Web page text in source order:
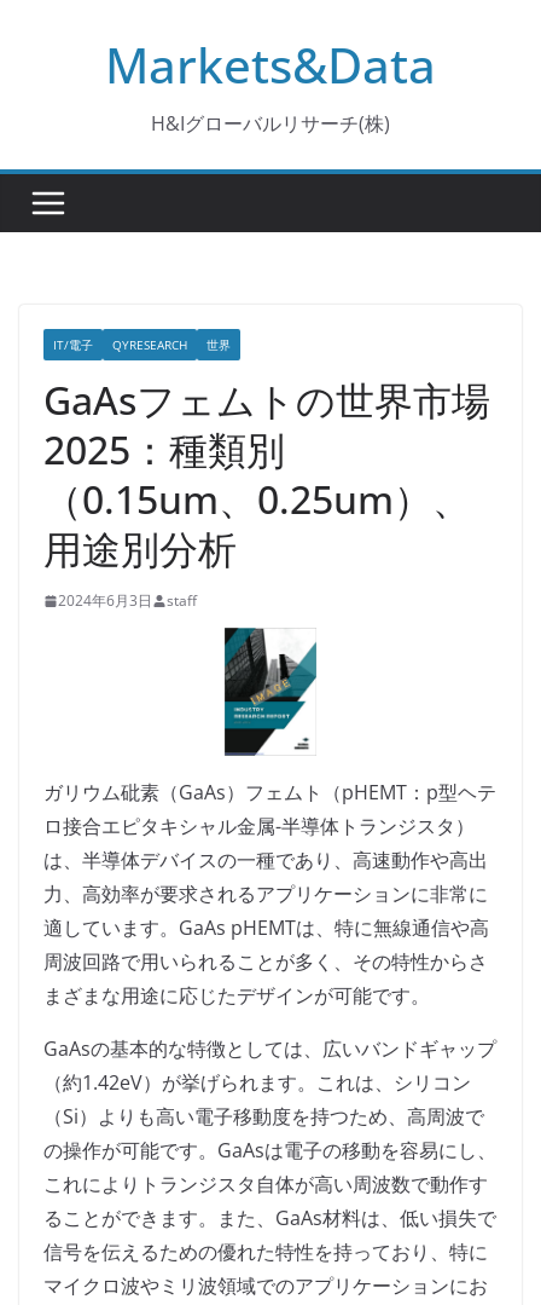
Markets&Data
H&Iグローバルリサーチ(株)
IT/電子 QYRESEARCH 世界
GaAsフェムトの世界市場
2025：種類別
（0.15um、0.25um）、
用途別分析
2024年6月3日 staff
ガリウム砒素（GaAs）フェムト（pHEMT：p型ヘテ
ロ接合エピタキシャル金属-半導体トランジスタ）
は、半導体デバイスの一種であり、高速動作や高出
力、高効率が要求されるアプリケーションに非常に
適しています。GaAs pHEMTは、特に無線通信や高
周波回路で用いられることが多く、その特性からさ
まざまな用途に応じたデザインが可能です。
GaAsの基本的な特徴としては、広いバンドギャップ
（約1.42eV）が挙げられます。これは、シリコン
（Si）よりも高い電子移動度を持つため、高周波で
の操作が可能です。GaAsは電子の移動を容易にし、
これによりトランジスタ自体が高い周波数で動作す
ることができます。また、GaAs材料は、低い損失で
信号を伝えるための優れた特性を持っており、特に
マイクロ波やミリ波領域でのアプリケーションにお